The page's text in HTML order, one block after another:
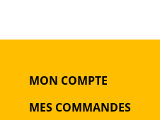
MON COMPTE
MES COMMANDES